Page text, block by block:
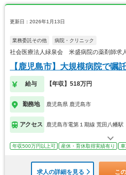
更新日：2026年1月13日
業務委託その他 病院・クリニック
社会医療法人緑泉会 米盛病院の薬剤師求
【鹿児島市】大規模病院で嘱
給与 【年収】518万円
勤務地 鹿児島県 鹿児島市
アクセス 鹿児島市電第１期線 荒田八幡駅
年収500万円以上可 産休・育休取得実績有り
求人の詳細を見る こ